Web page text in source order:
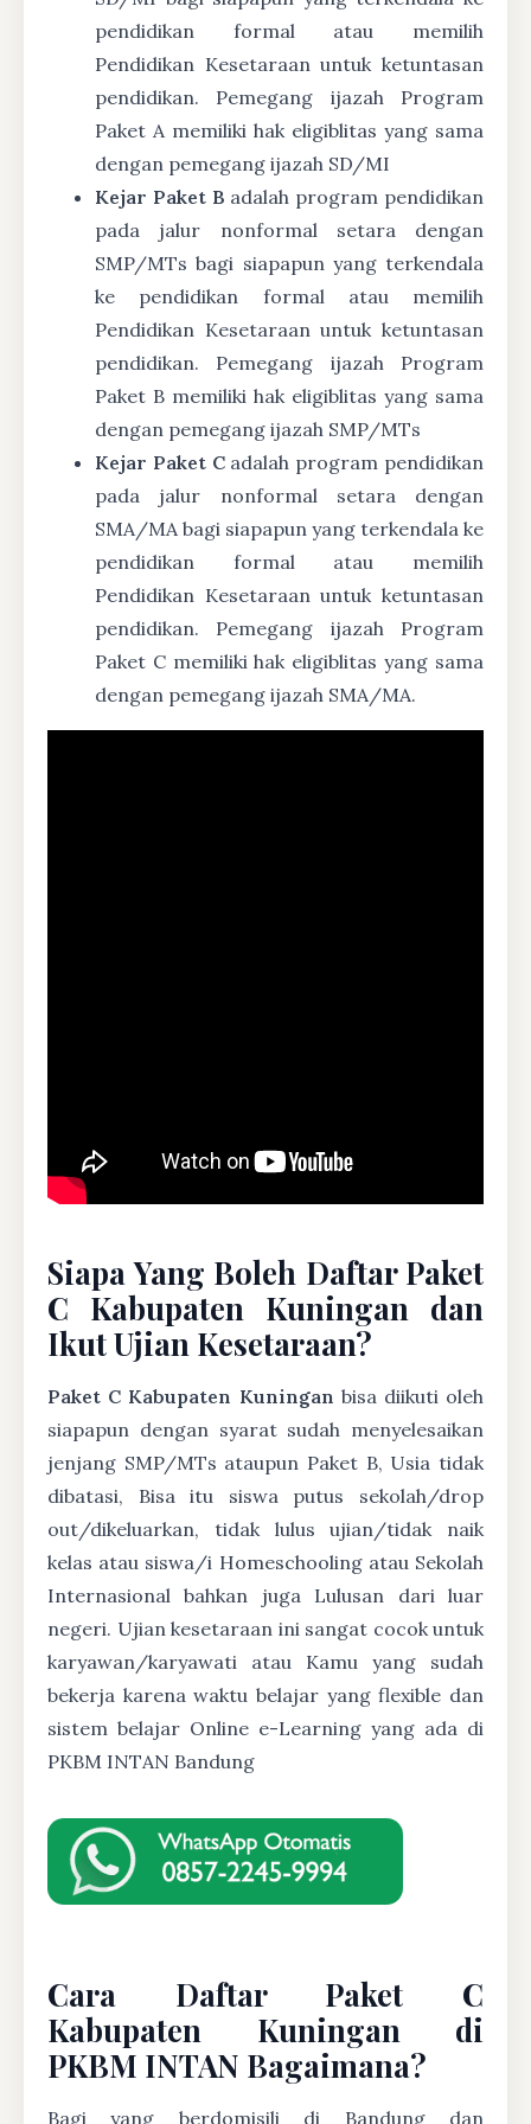
pendidikan formal atau memilih
Pendidikan Kesetaraan untuk ketuntasan
pendidikan. Pemegang ijazah Program
Paket A memiliki hak eligiblitas yang sama
dengan pemegang ijazah SD/MI
Kejar Paket B adalah program pendidikan
pada jalur nonformal setara dengan
SMP/MTs bagi siapapun yang terkendala
ke pendidikan formal atau memilih
Pendidikan Kesetaraan untuk ketuntasan
pendidikan. Pemegang ijazah Program
Paket B memiliki hak eligiblitas yang sama
dengan pemegang ijazah SMP/MTs
Kejar Paket Cadalah program pendidikan
pada jalur nonformal setara dengan
SMA/MA bagi siapapun yang terkendala ke
pendidikan formal atau memilih
Pendidikan Kesetaraan untuk ketuntasan
pendidikan. Pemegang ijazah Program
Paket C memiliki hak eligiblitas yang sama
dengan pemegang ijazah SMA/MA.
Siapa Yang Boleh Daftar Paket
C Kabupaten Kuningan dan
Ikut Ujian Kesetaraan?
Paket C Kabupaten Kuningan bisa diikuti oleh
siapapun dengan syarat sudah menyelesaikan
jenjang SMP/MTs ataupun Paket B, Usia tidak
dibatasi, Bisa itu siswa putus sekolah/drop
out/dikeluarkan, tidak lulus ujian/tidak naik
kelas atau siswa/i Homeschooling atau Sekolah
Internasional bahkan juga Lulusan dari luar
negeri. Ujian kesetaraan ini sangat cocok untuk
karyawan/karyawati atau Kamu yang sudah
bekerja karena waktu belajar yang flexible dan
sistem belajar Online e-Learning yang ada di
PKBM INTAN Bandung
Cara Daftar Paket C
Kabupaten Kuningan di
PKBM INTAN Bagaimana?
Bagi yang berdomisili di Bandung dan